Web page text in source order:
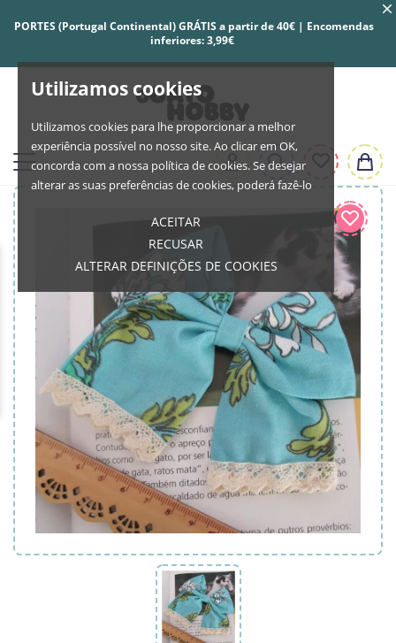
Utilizamos cookies
Utilizamos cookies para lhe proporcionar a melhor
experiência possível no nosso site. Ao clicar em OK,
concorda com a nossa política de cookies. Se desejar
alterar as suas preferências de cookies, poderá fazê-lo
ACEITAR
RECUSAR
ALTERAR DEFINIÇÕES DE COOKIES
PORTES (Portugal Continental) GRÁTIS a partir de 40€ | Encomendas
inferiores: 3,99€